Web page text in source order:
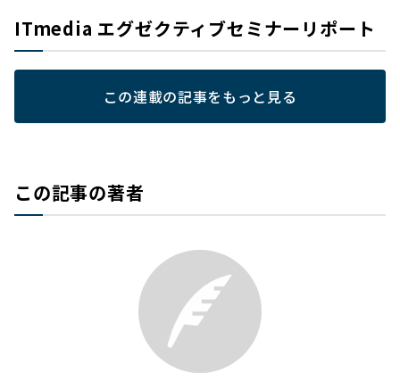
ITmedia エグゼクティブセミナーリポート
この連載の記事をもっと見る
この記事の著者